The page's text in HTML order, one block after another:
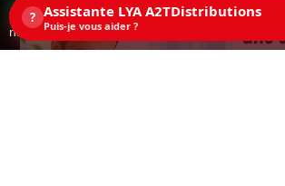
? Assistante LYA A2TDistributions
Puis-je vous aider ?
Ce site utilise des cookies. En continuant la
navigation sur ce site, vous acceptez les cookies.